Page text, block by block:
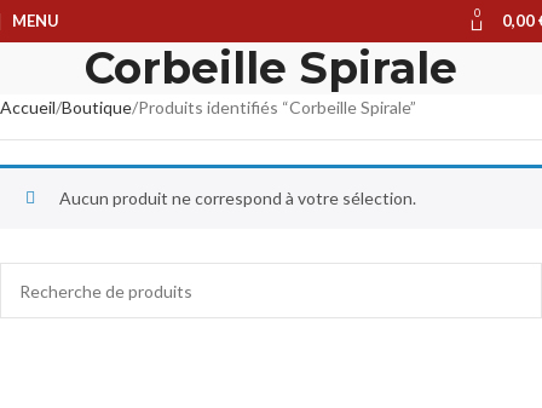
MENU 0 0,00
Corbeille Spirale
Accueil Boutique Produits identifiés “Corbeille Spirale”
Aucun produit ne correspond à votre sélection.